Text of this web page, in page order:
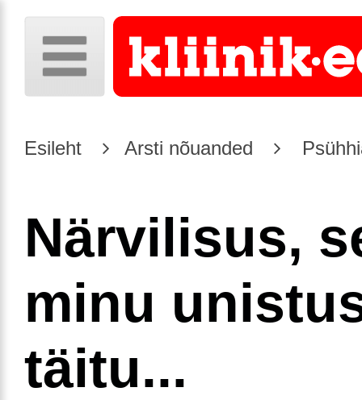
Esileht Arsti nõuanded
Närvilisus,
minu
täitu...